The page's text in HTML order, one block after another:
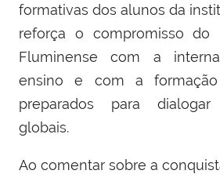
formativas dos alunos da
reforça o compromisso do
Fluminense com a
ensino e com a
preparados para
globais.
Ao comentar sobre a